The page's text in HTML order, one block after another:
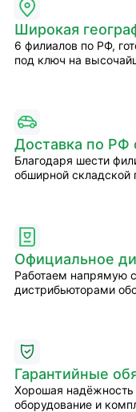
Широкая
6 филиалов по РФ,
под ключ на
Доставка по РФ
Благодаря шести
обширной складской
Официальное
Работаем напрямую
дистрибьюторами
Гарантийные
Хорошая надёжность
оборудование и